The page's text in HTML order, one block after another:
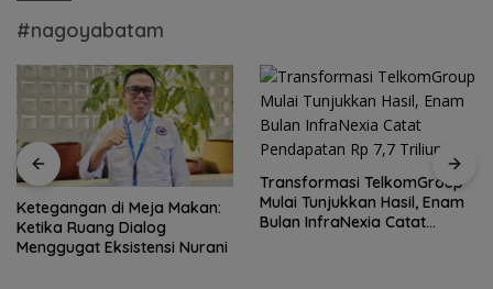
#nagoyabatam
Ketegangan di Meja Makan:
Ketika Ruang Dialog
Menggugat Eksistensi Nurani
Transformasi TelkomGroup
Mulai Tunjukkan Hasil, Enam
Bulan InfraNexia Catat